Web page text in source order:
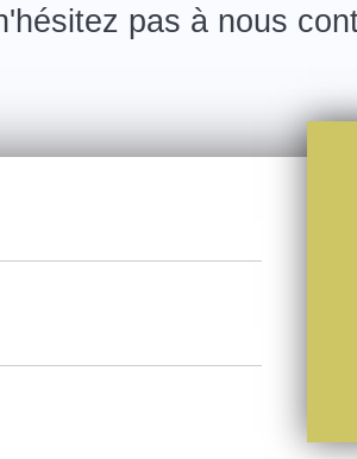
pas à nous